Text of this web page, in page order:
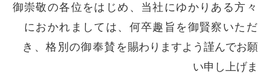
御崇敬の各位をはじめ、当社にゆかりある方々
におかれましては、何卒趣旨を御賢察いただ
き、格別の御奉賛を 賜わりますよう謹んでお願
い申し上げま